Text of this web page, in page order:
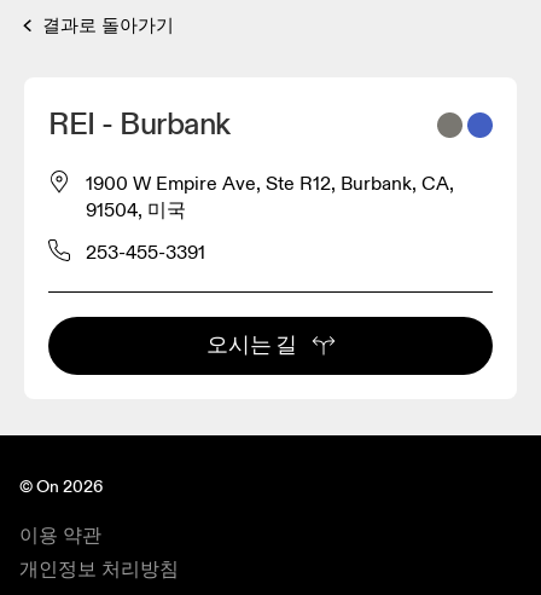
결과로 돌아가기
REI - Burbank
1900 W Empire Ave, Ste R12, Burbank, CA,
91504, 미국
253-455-3391
오시는 길
© On 2026
이용 약관
개인정보 처리방침